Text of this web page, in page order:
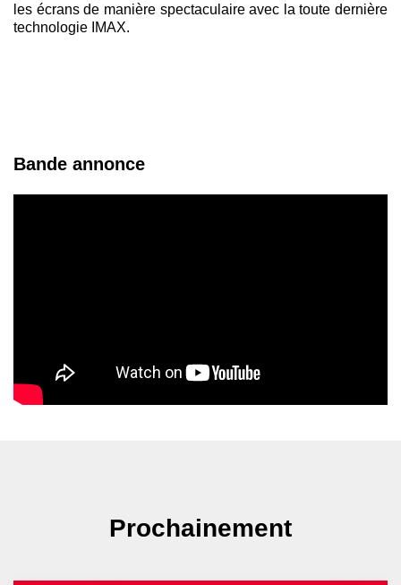
les écrans de manière spectaculaire avec la toute dernière
technologie IMAX.
Bande annonce
Prochainement